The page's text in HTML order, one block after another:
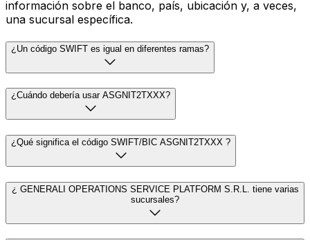
información sobre el banco, país, ubicación y, a veces,
una sucursal específica.
¿Un código SWIFT es igual en diferentes ramas?
¿Cuándo debería usar ASGNIT2TXXX?
¿Qué significa el código SWIFT/BIC ASGNIT2TXXX ?
¿ GENERALI OPERATIONS SERVICE PLATFORM S.R.L. tiene varias
sucursales?